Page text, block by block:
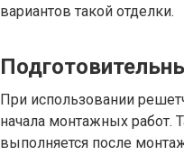
вариантов такой отделки.
При использовании
начала монтажных работ.
выполняется после